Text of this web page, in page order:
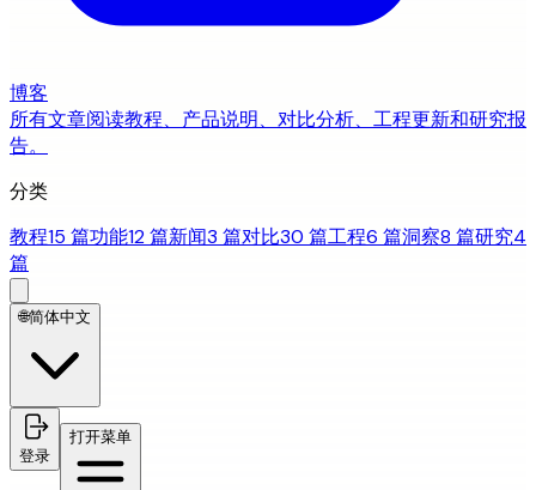
博客
所有文章阅读教程、产品说明、对比分析、工程更新和研究报
告。
分类
教程15 篇功能12 篇新闻3 篇对比30 篇工程6 篇洞察8 篇研究4
篇
🌐简体中文
登录
打开菜单